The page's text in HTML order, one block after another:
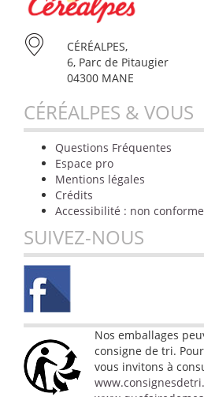
CÉRÉALPES,
6, Parc de Pitaugier
04300 MANE
CÉRÉALPES & VOUS
Questions Fréquentes
Espace pro
Mentions légales
Crédits
Accessibilité : non conforme
SUIVEZ-NOUS
Nos emballages
consigne de tri.
vous invitons à